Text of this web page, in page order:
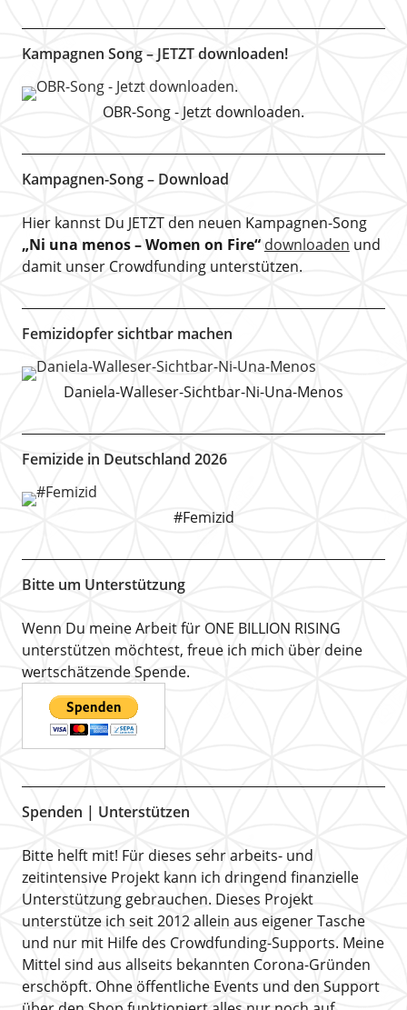
Kampagnen Song – JETZT downloaden!
OBR-Song - Jetzt downloaden.
Kampagnen-Song – Download
Hier kannst Du JETZT den neuen Kampagnen-Song
„Ni una menos – Women on Fire“downloaden und
damit unser Crowdfunding unterstützen.
Femizidopfer sichtbar machen
Daniela-Walleser-Sichtbar-Ni-Una-Menos
Femizide in Deutschland 2026
#Femizid
Bitte um Unterstützung
Wenn Du meine Arbeit für ONE BILLION RISING
unterstützen möchtest, freue ich mich über deine
wertschätzende Spende.
Spenden | Unterstützen
Bitte helft mit! Für dieses sehr arbeits- und
zeitintensive Projekt kann ich dringend finanzielle
Unterstützung gebrauchen. Dieses Projekt
unterstütze ich seit 2012 allein aus eigener Tasche
und nur mit Hilfe des Crowdfunding-Supports. Meine
Mittel sind aus allseits bekannten Corona-Gründen
erschöpft. Ohne öffentliche Events und den Support